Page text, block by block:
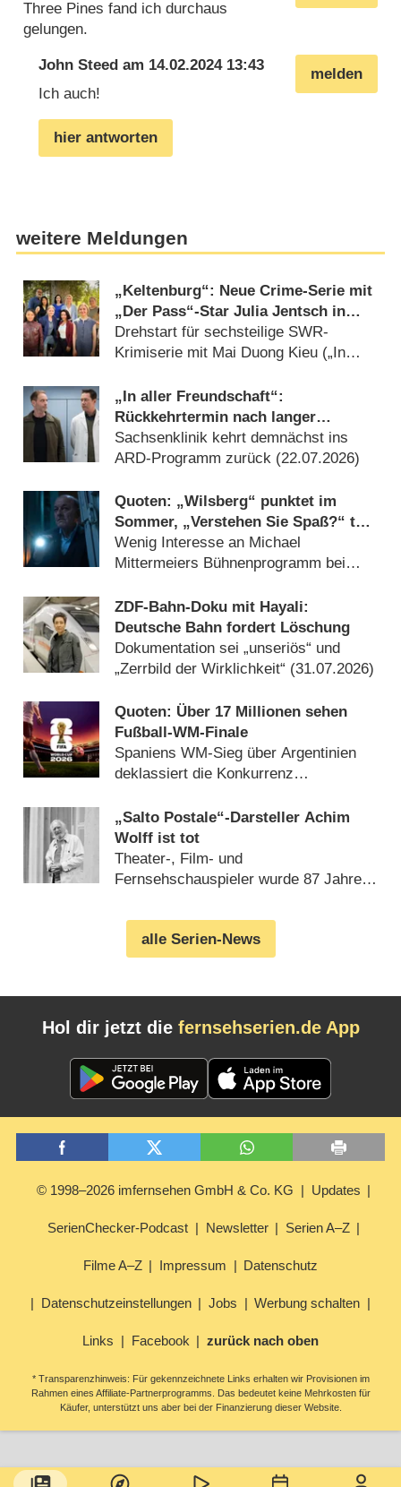
Three Pines fand ich durchaus
gelungen.
melden
John Steed am 14.02.2024 13:43
Ich auch!
hier antworten
weitere Meldungen
„Keltenburg“: Neue Crime-Serie mit
„Der Pass“-Star Julia Jentsch in
Arbeit
Drehstart für sechsteilige SWR-
Krimiserie mit Mai Duong Kieu („In
„In aller Freundschaft“:
Rückkehrtermin nach langer
Sommerpause
Sachsenklinik kehrt demnächst ins
ARD-Programm zurück (22.07.2026)
Quoten: „Wilsberg“ punktet im
Sommer, „Verstehen Sie Spaß?“ tut
sich schwer
Wenig Interesse an Michael
Mittermeiers Bühnenprogramm bei
ZDF-Bahn-Doku mit Hayali:
Deutsche Bahn fordert Löschung
Dokumentation sei „unseriös“ und
„Zerrbild der Wirklichkeit“ (31.07.2026)
Quoten: Über 17 Millionen sehen
Fußball-WM-Finale
Spaniens WM-Sieg über Argentinien
deklassiert die Konkurrenz
„Salto Postale“-Darsteller Achim
Wolff ist tot
Theater-, Film- und
Fernsehschauspieler wurde 87 Jahre
alle Serien-News
Hol dir jetzt die fernsehserien.de App
© 1998–2026 imfernsehen GmbH & Co. KG Updates
SerienChecker-Podcast Newsletter Serien A–Z
Filme A–Z Impressum Datenschutz
Datenschutzeinstellungen Jobs Werbung schalten
Links Facebook zurück nach oben
* Transparenzhinweis: Für gekennzeichnete Links erhalten wir Provisionen im
Rahmen eines Affiliate-Partnerprogramms. Das bedeutet keine Mehrkosten für
Käufer, unterstützt uns aber bei der Finanzierung dieser Website.